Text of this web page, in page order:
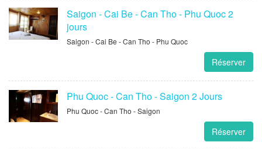
Saigon - Cai Be - Can Tho - Phu Quoc 2
jours
Saigon - Cai Be - Can Tho - Phu Quoc
Réserver
Phu Quoc - Can Tho - Saigon 2 Jours
Phu Quoc - Can Tho - Saigon
Réserver